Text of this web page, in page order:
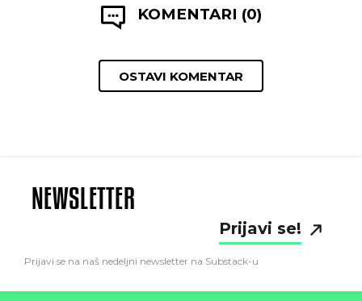
KOMENTARI (0)
OSTAVI KOMENTAR
NEWSLETTER
Prijavi se!
Prijavi se na naš nedeljni newsletter na Substack-u